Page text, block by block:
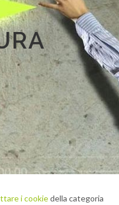
i cookiedella categoria